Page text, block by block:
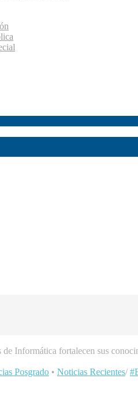
de Informática fortalecen sus
Posgrado • Noticias Recientes/